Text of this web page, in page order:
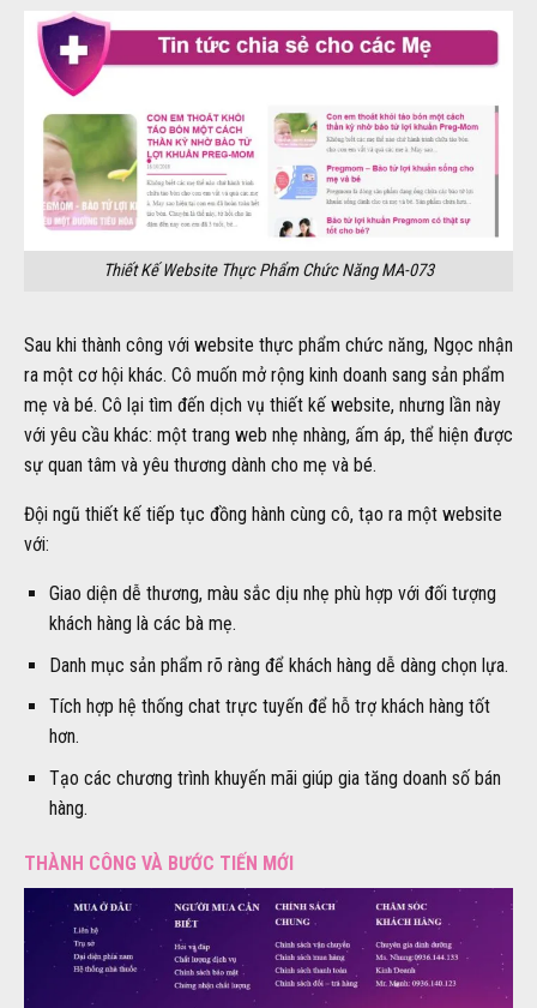
Thiết Kế Website Thực Phẩm Chức Năng MA-073
Sau khi thành công với website thực phẩm chức năng, Ngọc nhận
ra một cơ hội khác. Cô muốn mở rộng kinh doanh sang sản phẩm
mẹ và bé. Cô lại tìm đến dịch vụ thiết kế website, nhưng lần này
với yêu cầu khác: một trang web nhẹ nhàng, ấm áp, thể hiện được
sự quan tâm và yêu thương dành cho mẹ và bé.
Đội ngũ thiết kế tiếp tục đồng hành cùng cô, tạo ra một website
với:
Giao diện dễ thương, màu sắc dịu nhẹ phù hợp với đối tượng
khách hàng là các bà mẹ.
Danh mục sản phẩm rõ ràng để khách hàng dễ dàng chọn lựa.
Tích hợp hệ thống chat trực tuyến để hỗ trợ khách hàng tốt
hơn.
Tạo các chương trình khuyến mãi giúp gia tăng doanh số bán
hàng.
THÀNH CÔNG VÀ BƯỚC TIẾN MỚI